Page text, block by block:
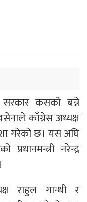
कसको बन्ने
काँग्रेस अध्यक्ष
गरेको छ। यस अघि
नरेन्द्र
राहुल गान्धी र